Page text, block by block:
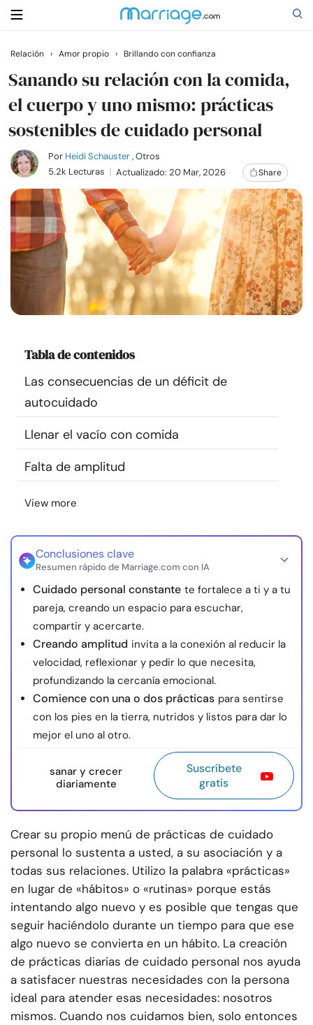
Buscar
Casarse
Relaciones
Familia
Ayuda
Cursos
Encuentra un terapeuta
Idioma ES
Sobre nosotros
Relación › Amor propio › Brillando con confianza
Sanando su relación con la comida,
el cuerpo y uno mismo: prácticas
sostenibles de cuidado personal
Por Heidi Schauster, Otros
5.2k Lecturas
Actualizado: 20 Mar, 2026 Share
Tabla de contenidos
Las consecuencias de un déficit de
autocuidado
Llenar el vacío con comida
Falta de amplitud
View more
Conclusiones clave
Resumen rápido de Marriage.com con IA
Cuidado personal constante te fortalece a ti y a tu
pareja, creando un espacio para escuchar,
compartir y acercarte.
Creando amplitud invita a la conexión al reducir la
velocidad, reflexionar y pedir lo que necesita,
profundizando la cercanía emocional.
Comience con una o dos prácticas para sentirse
con los pies en la tierra, nutridos y listos para dar lo
mejor el uno al otro.
sanar y crecer
diariamente
Suscríbete
gratis
Crear su propio menú de prácticas de cuidado
personal lo sustenta a usted, a su asociación y a
todas sus relaciones. Utilizo la palabra «prácticas»
en lugar de «hábitos» o «rutinas» porque estás
intentando algo nuevo y es posible que tengas que
seguir haciéndolo durante un tiempo para que ese
algo nuevo se convierta en un hábito. La creación
de prácticas diarias de cuidado personal nos ayuda
a satisfacer nuestras necesidades con la persona
ideal para atender esas necesidades: nosotros
mismos. Cuando nos cuidamos bien, solo entonces